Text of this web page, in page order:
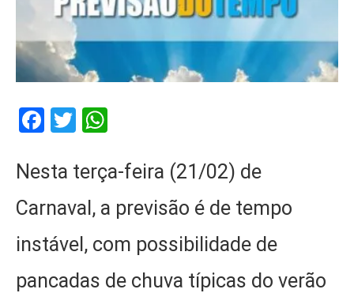
Facebook
Twitter
Nesta terça-feira (21/02) de
Carnaval, a previsão é de tempo
instável, com possibilidade de
pancadas de chuva típicas do verão